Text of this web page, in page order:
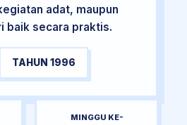
adat, maupun
baik secara praktis.
TAHUN 1996
MINGGU KE-